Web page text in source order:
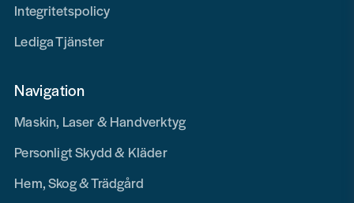
Integritetspolicy
Lediga Tjänster
Navigation
Maskin, Laser & Handverktyg
Personligt Skydd & Kläder
Hem, Skog & Trädgård